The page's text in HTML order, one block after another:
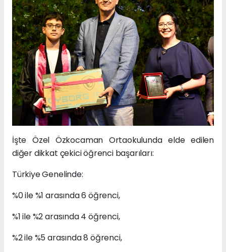
İşte Özel Özkocaman Ortaokulunda elde edilen
diğer dikkat çekici öğrenci başarıları:
Türkiye Genelinde:
%0 ile %1 arasında 6 öğrenci,
%1 ile %2 arasında 4 öğrenci,
%2 ile %5 arasında 8 öğrenci,